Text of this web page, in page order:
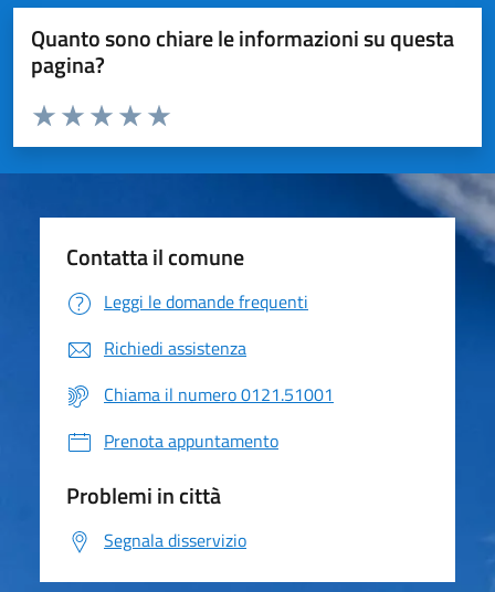
Quanto sono chiare le informazioni su questa
pagina?
Valuta da 1 a 5 stelle la pagina
Valuta 5 stelle su 5
Valuta 4 stelle su 5
Valuta 3 stelle su 5
Valuta 2 stelle su 5
Valuta 1 stelle su 5
Contatta il comune
Leggi le domande frequenti
Richiedi assistenza
Chiama il numero 0121.51001
Prenota appuntamento
Problemi in città
Segnala disservizio